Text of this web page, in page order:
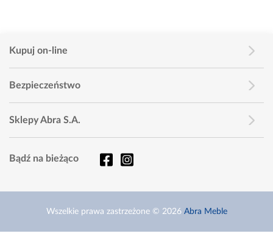
Kupuj on-line
Bezpieczeństwo
Sklepy Abra S.A.
Bądź na bieżąco
Wszelkie prawa zastrzeżone © 2026 Abra Meble